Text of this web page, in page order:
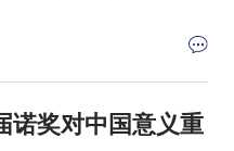
诺奖对中国意义重